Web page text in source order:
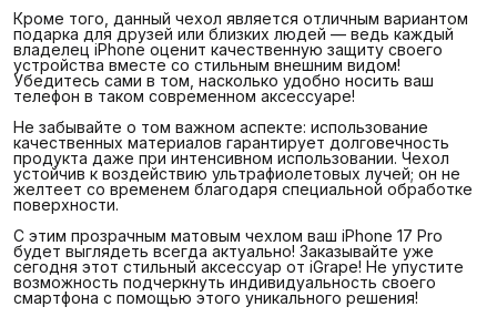
Кроме того, данный чехол является отличным вариантом
подарка для друзей или близких людей — ведь каждый
владелец iPhone оценит качественную защиту своего
устройства вместе со стильным внешним видом!
Убедитесь сами в том, насколько удобно носить ваш
телефон в таком современном аксессуаре!
Не забывайте о том важном аспекте: использование
качественных материалов гарантирует долговечность
продукта даже при интенсивном использовании. Чехол
устойчив к воздействию ультрафиолетовых лучей; он не
желтеет со временем благодаря специальной обработке
поверхности.
С этим прозрачным матовым чехлом ваш iPhone 17 Pro
будет выглядеть всегда актуально! Заказывайте уже
сегодня этот стильный аксессуар от iGrape! Не упустите
возможность подчеркнуть индивидуальность своего
смартфона с помощью этого уникального решения!